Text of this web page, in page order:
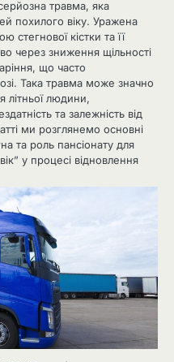
травма, яка
похилого віку. Уражена
стегнової кістки та її
через зниження щільності
що часто
Така травма може значно
літньої людини,
та залежність від
ми розглянемо основні
та роль пансіонату для
у процесі відновлення